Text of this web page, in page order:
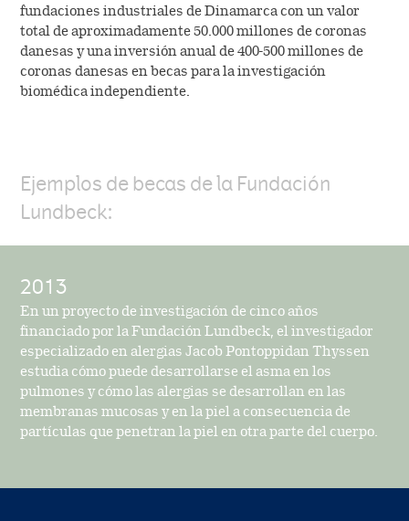
fundaciones industriales de Dinamarca con un valor
total de aproximadamente 50.000 millones de coronas
danesas y una inversión anual de 400-500 millones de
coronas danesas en becas para la investigación
biomédica independiente.
Ejemplos de becas de la Fundación
Lundbeck:
2013
En un proyecto de investigación de cinco años
financiado por la Fundación Lundbeck, el investigador
especializado en alergias Jacob Pontoppidan Thyssen
estudia cómo puede desarrollarse el asma en los
pulmones y cómo las alergias se desarrollan en las
membranas mucosas y en la piel a consecuencia de
partículas que penetran la piel en otra parte del cuerpo.